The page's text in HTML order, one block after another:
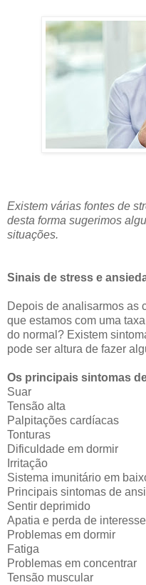
Existem várias fontes de
desta forma sugerimos
situações.
Sinais de stress e
Depois de analisarmos as
que estamos com uma
do normal? Existem
pode ser altura de fazer
Os principais sintomas
Suar
Tensão alta
Palpitações cardíacas
Tonturas
Dificuldade em dormir
Irritação
Sistema imunitário em
Principais sintomas de
Sentir deprimido
Apatia e perda de
Problemas em dormir
Fatiga
Problemas em concentrar
Tensão muscular